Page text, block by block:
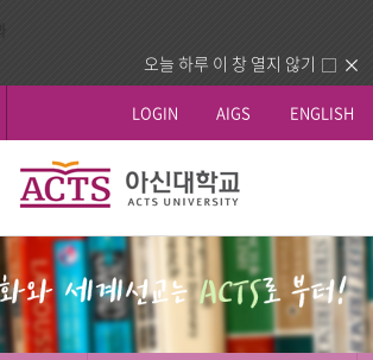
오늘 하루 이 창 열지 않기
LOGIN AIGS ENGLISH